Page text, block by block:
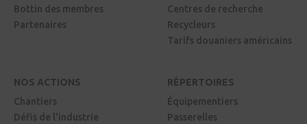
Bottin des membres
Partenaires
Centres de recherche
Recycleurs
Tarifs douaniers américains
NOS ACTIONS
Chantiers
Défis de l'industrie
RÉPERTOIRES
Équipementiers
Passerelles